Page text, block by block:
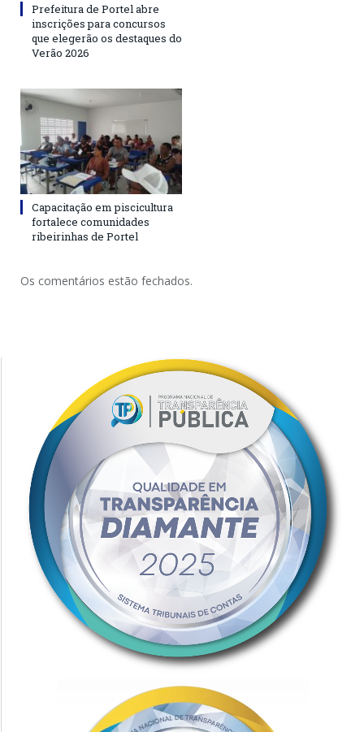
Prefeitura de Portel abre
inscrições para concursos
que elegerão os destaques do
Verão 2026
Capacitação em piscicultura
fortalece comunidades
ribeirinhas de Portel
Os comentários estão fechados.